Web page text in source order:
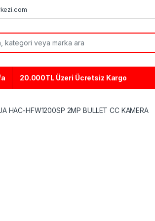
20.000TL Üzeri Ücretsiz Kargo
HAC-HFW1200SP 2MP BULLET CC KAMERA